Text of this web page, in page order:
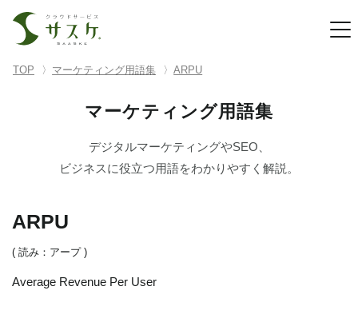
TOP マーケティング用語集 ARPU
マーケティング用語集
デジタルマーケティングやSEO、
ビジネスに役立つ用語をわかりやすく解説。
ARPU
( 読み：アープ )
Average Revenue Per User